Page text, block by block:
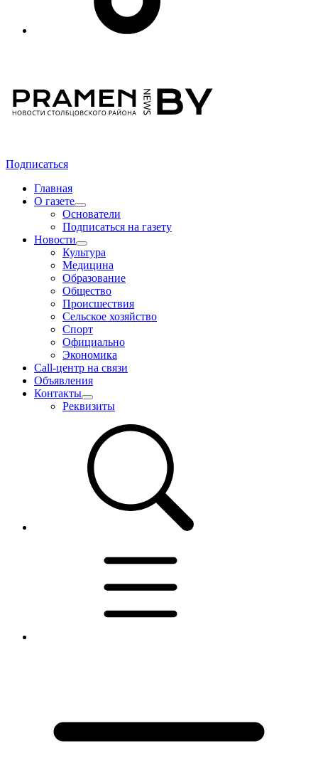
Подписаться
Главная
О газете
Основатели
Подписаться на газету
Новости
Культура
Медицина
Образование
Общество
Происшествия
Сельское хозяйство
Спорт
Официально
Экономика
Call-центр на связи
Объявления
Контакты
Реквизиты